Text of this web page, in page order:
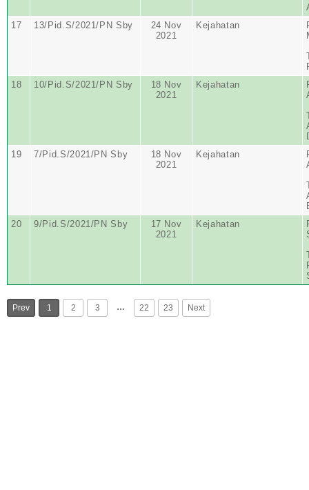
17
13/Pid.S/2021/PN Sby
24 Nov
2021
Kejahatan
18
10/Pid.S/2021/PN Sby
18 Nov
2021
Kejahatan
19
7/Pid.S/2021/PN Sby
18 Nov
2021
Kejahatan
20
9/Pid.S/2021/PN Sby
17 Nov
2021
Kejahatan
Prev 1 2 3 … 22 23 Next